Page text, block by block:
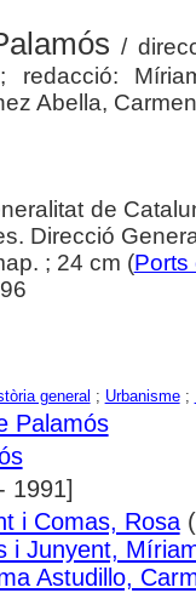
/
Abella,
de
Direcció
; 24 cm (Ports
general ; Urbanisme;
Palamós
1991]
i Comas, Rosa
i Junyent,
Astudillo,